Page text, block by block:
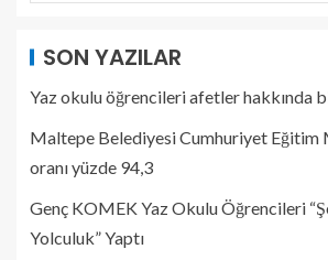
SON YAZILAR
Yaz okulu öğrencileri afetler hakkında
Maltepe Belediyesi Cumhuriyet Eğitim
oranı yüzde 94,3
Genç KOMEK Yaz Okulu Öğrencileri
Yolculuk” Yaptı